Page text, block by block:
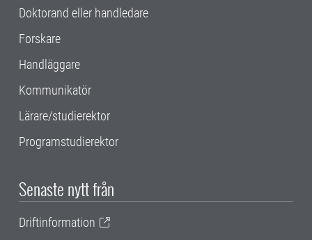
Doktorand eller handledare
Forskare
Handläggare
Kommunikatör
Lärare/studierektor
Programstudierektor
Senaste nytt från
Driftinformation